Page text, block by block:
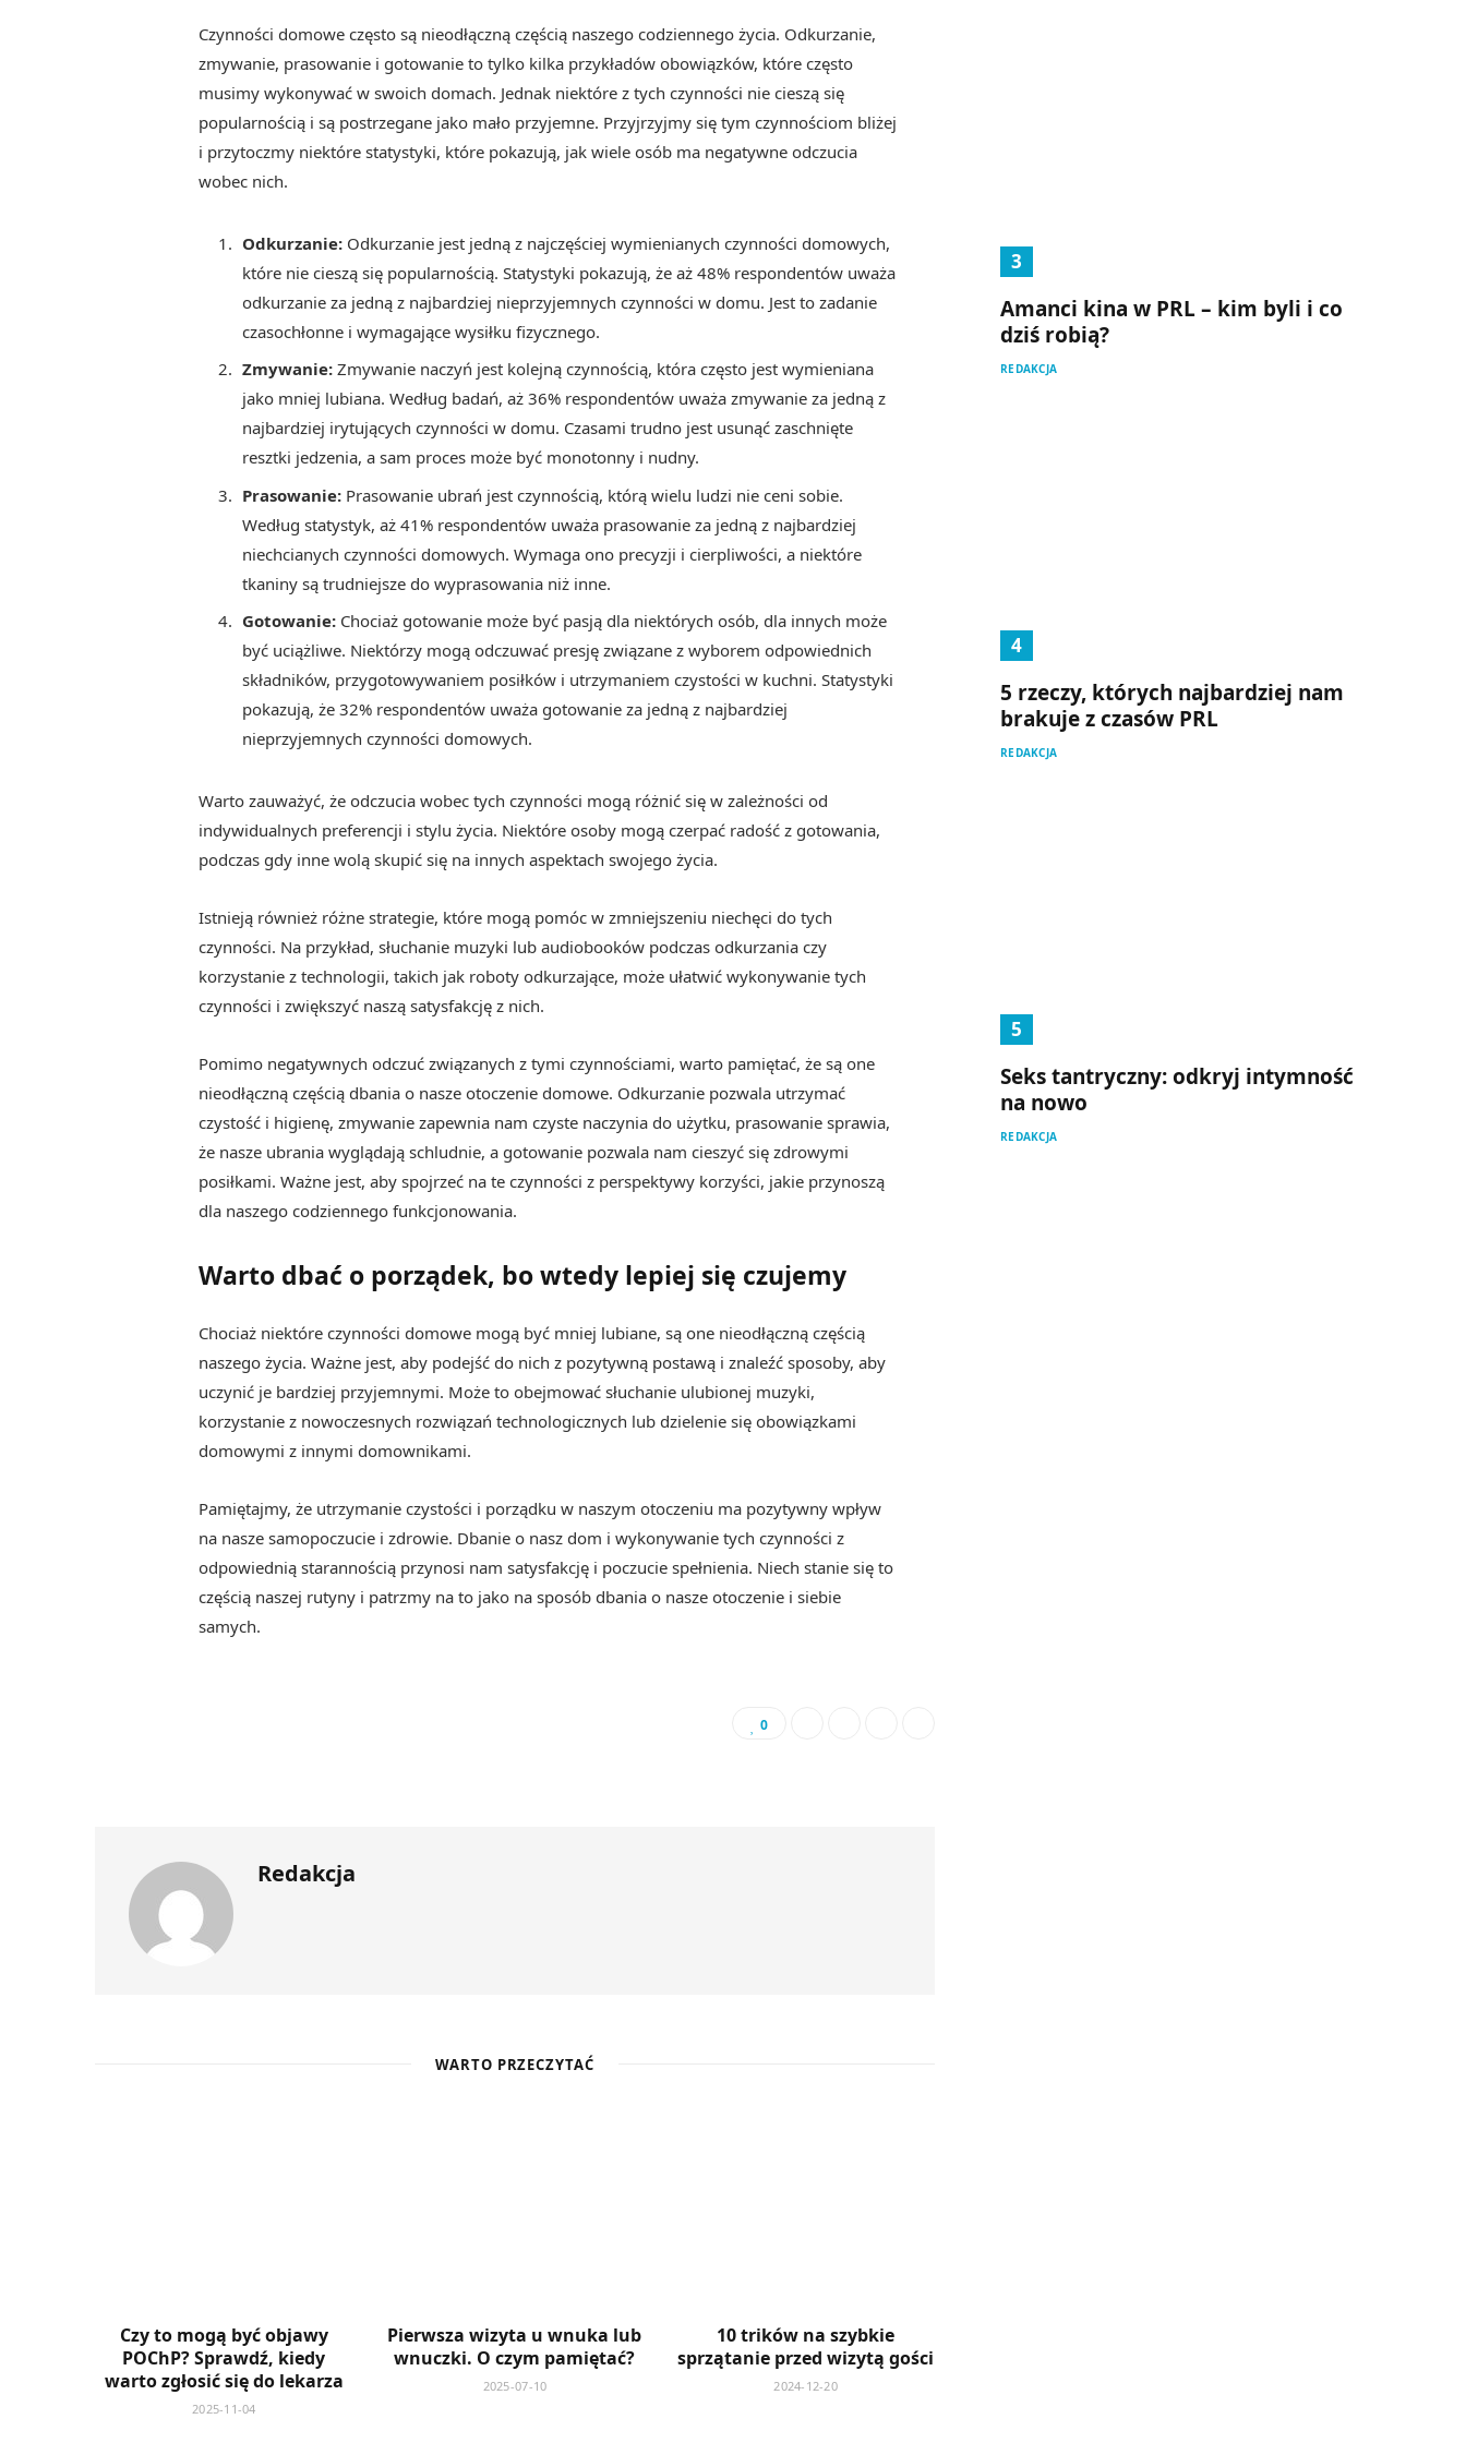
Czynności domowe często są nieodłączną częścią naszego codziennego życia. Odkurzanie,
zmywanie, prasowanie i gotowanie to tylko kilka przykładów obowiązków, które często
musimy wykonywać w swoich domach. Jednak niektóre z tych czynności nie cieszą się
popularnością i są postrzegane jako mało przyjemne. Przyjrzyjmy się tym czynnościom bliżej
i przytoczmy niektóre statystyki, które pokazują, jak wiele osób ma negatywne odczucia
wobec nich.
Odkurzanie: Odkurzanie jest jedną z najczęściej wymienianych czynności domowych,
które nie cieszą się popularnością. Statystyki pokazują, że aż 48% respondentów uważa
odkurzanie za jedną z najbardziej nieprzyjemnych czynności w domu. Jest to zadanie
czasochłonne i wymagające wysiłku fizycznego.
Zmywanie:Zmywanie naczyń jest kolejną czynnością, która często jest wymieniana
jako mniej lubiana. Według badań, aż 36% respondentów uważa zmywanie za jedną z
najbardziej irytujących czynności w domu. Czasami trudno jest usunąć zaschnięte
resztki jedzenia, a sam proces może być monotonny i nudny.
Prasowanie: Prasowanie ubrań jest czynnością, którą wielu ludzi nie ceni sobie.
Według statystyk, aż 41% respondentów uważa prasowanie za jedną z najbardziej
niechcianych czynności domowych. Wymaga ono precyzji i cierpliwości, a niektóre
tkaniny są trudniejsze do wyprasowania niż inne.
Gotowanie: Chociaż gotowanie może być pasją dla niektórych osób, dla innych może
być uciążliwe. Niektórzy mogą odczuwać presję związane z wyborem odpowiednich
składników, przygotowywaniem posiłków i utrzymaniem czystości w kuchni. Statystyki
pokazują, że 32% respondentów uważa gotowanie za jedną z najbardziej
nieprzyjemnych czynności domowych.
Warto zauważyć, że odczucia wobec tych czynności mogą różnić się w zależności od
indywidualnych preferencji i stylu życia. Niektóre osoby mogą czerpać radość z gotowania,
podczas gdy inne wolą skupić się na innych aspektach swojego życia.
Istnieją również różne strategie, które mogą pomóc w zmniejszeniu niechęci do tych
czynności. Na przykład, słuchanie muzyki lub audiobooków podczas odkurzania czy
korzystanie z technologii, takich jak roboty odkurzające, może ułatwić wykonywanie tych
czynności i zwiększyć naszą satysfakcję z nich.
Pomimo negatywnych odczuć związanych z tymi czynnościami, warto pamiętać, że są one
nieodłączną częścią dbania o nasze otoczenie domowe. Odkurzanie pozwala utrzymać
czystość i higienę, zmywanie zapewnia nam czyste naczynia do użytku, prasowanie sprawia,
że nasze ubrania wyglądają schludnie, a gotowanie pozwala nam cieszyć się zdrowymi
posiłkami. Ważne jest, aby spojrzeć na te czynności z perspektywy korzyści, jakie przynoszą
dla naszego codziennego funkcjonowania.
Warto dbać o porządek, bo wtedy lepiej się czujemy
Chociaż niektóre czynności domowe mogą być mniej lubiane, są one nieodłączną częścią
naszego życia. Ważne jest, aby podejść do nich z pozytywną postawą i znaleźć sposoby, aby
uczynić je bardziej przyjemnymi. Może to obejmować słuchanie ulubionej muzyki,
korzystanie z nowoczesnych rozwiązań technologicznych lub dzielenie się obowiązkami
domowymi z innymi domownikami.
Pamiętajmy, że utrzymanie czystości i porządku w naszym otoczeniu ma pozytywny wpływ
na nasze samopoczucie i zdrowie. Dbanie o nasz dom i wykonywanie tych czynności z
odpowiednią starannością przynosi nam satysfakcję i poczucie spełnienia. Niech stanie się to
częścią naszej rutyny i patrzmy na to jako na sposób dbania o nasze otoczenie i siebie
samych.
0
Redakcja
WARTO PRZECZYTAĆ
Czy to mogą być objawy
POChP? Sprawdź, kiedy
warto zgłosić się do lekarza
2025-11-04
Pierwsza wizyta u wnuka lub
wnuczki. O czym pamiętać?
2025-07-10
10 trików na szybkie
sprzątanie przed wizytą gości
2024-12-20
Amanci kina w PRL – kim byli i co
dziś robią?
REDAKCJA
5 rzeczy, których najbardziej nam
brakuje z czasów PRL
REDAKCJA
Seks tantryczny: odkryj intymność
na nowo
REDAKCJA